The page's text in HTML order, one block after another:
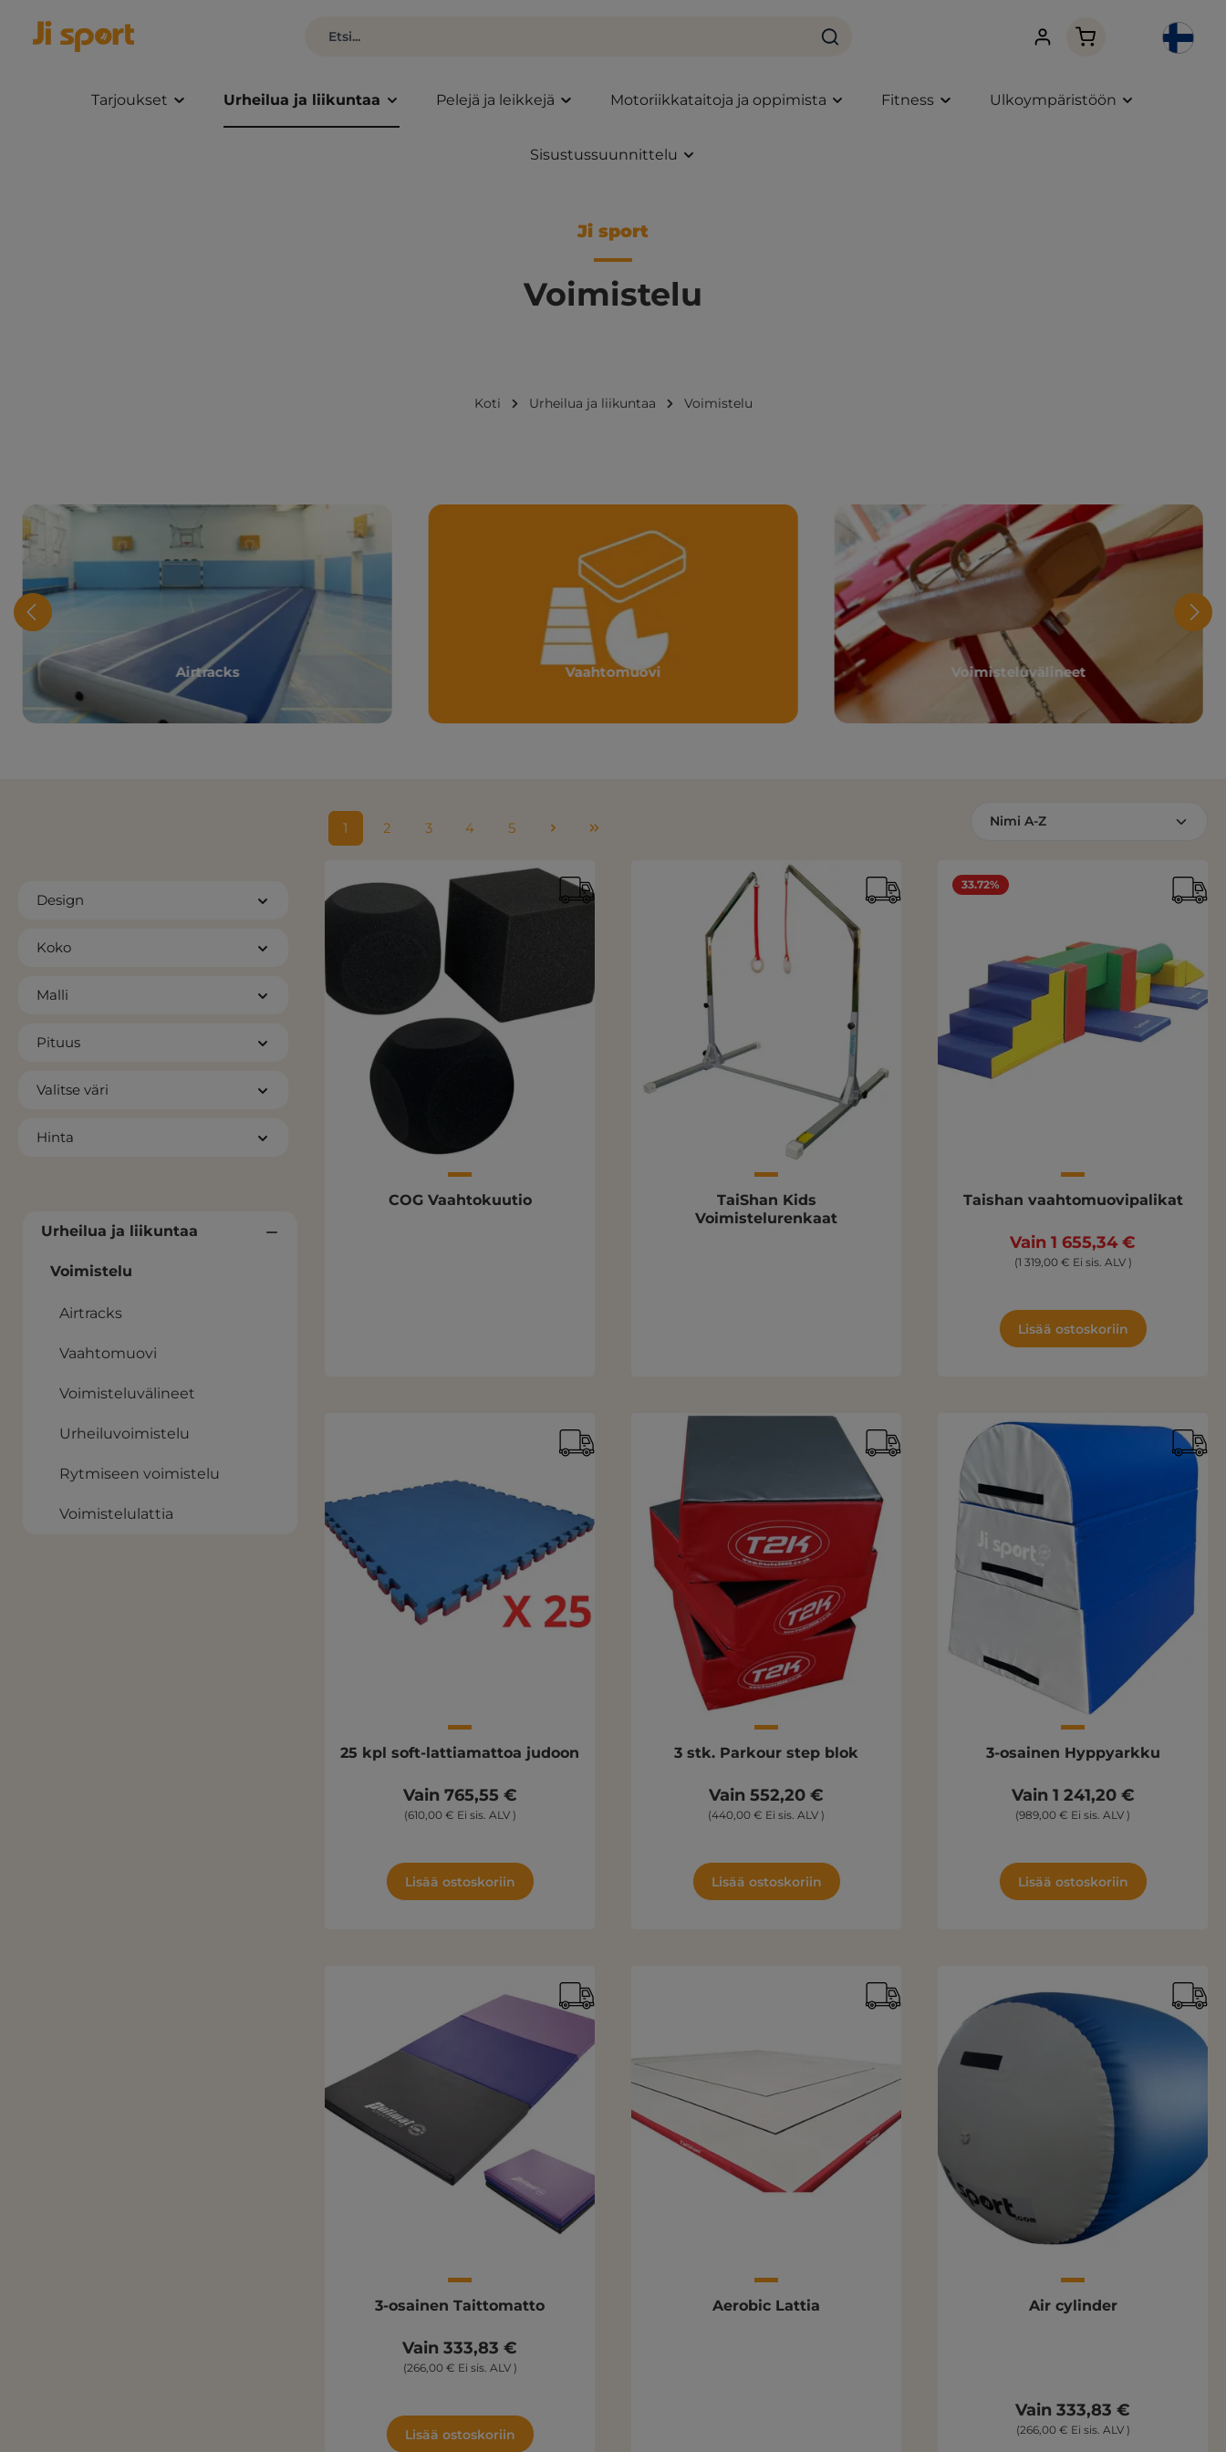
Ostoskori sisältää
Tarjoukset Urheilua ja liikuntaa Pelejä ja leikkejä Motoriikkataitoja ja oppimista Fitness Ulkoympäristöön
Sisustussuunnittelu
Ji sport
Voimistelu
Koti Urheilua ja liikuntaa Voimistelu
Airtracks Vaahtomuovi Voimisteluvälineet
Design
Koko
Malli
Pituus
Valitse väri
Hinta
Urheilua ja liikuntaa
Voimistelu
Airtracks
Vaahtomuovi
Voimisteluvälineet
Urheiluvoimistelu
Rytmiseen voimistelu
Voimistelulattia
Sivu
1 Sivu
2 Sivu
3 Sivu
4 Sivu
5
COG Vaahtokuutio
TaiShan Kids
Voimistelurenkaat
33.72%
Taishan vaahtomuovipalikat
Vain 1 655,34 €
(1 319,00 € Ei sis. ALV )
Lisää ostoskoriin
25 kpl soft-lattiamattoa judoon
Vain 765,55 €
(610,00 € Ei sis. ALV )
Lisää ostoskoriin
3 stk. Parkour step blok
Vain 552,20 €
(440,00 € Ei sis. ALV )
Lisää ostoskoriin
3-osainen Hyppyarkku
Vain 1 241,20 €
(989,00 € Ei sis. ALV )
Lisää ostoskoriin
3-osainen Taittomatto
Vain 333,83 €
(266,00 € Ei sis. ALV )
Lisää ostoskoriin
Aerobic Lattia Air cylinder
Vain 333,83 €
(266,00 € Ei sis. ALV )